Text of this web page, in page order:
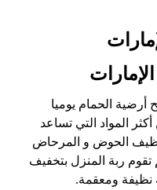
أرضية الحمام يوميا
المواد التي تساعد
الحوض و المرحاض
ربة المنزل بتخفيف
نظيفة ومعقمة.